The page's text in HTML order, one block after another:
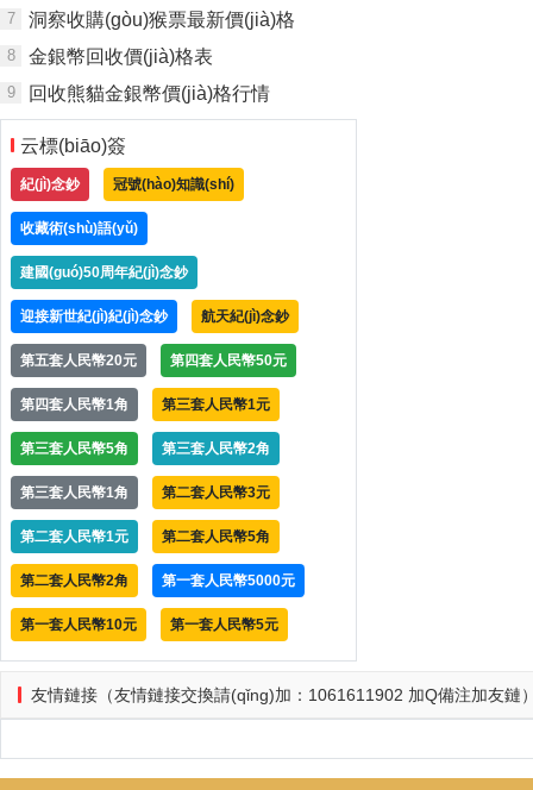
7 洞察收購(gòu)猴票最新價(jià)格
8 金銀幣回收價(jià)格表
9 回收熊貓金銀幣價(jià)格行情
云標(biāo)簽
紀(jì)念鈔 冠號(hào)知識(shí)
收藏術(shù)語(yǔ)
建國(guó)50周年紀(jì)念鈔
迎接新世紀(jì)紀(jì)念鈔 航天紀(jì)念鈔
第五套人民幣20元 第四套人民幣50元
第四套人民幣1角 第三套人民幣1元
第三套人民幣5角 第三套人民幣2角
第三套人民幣1角 第二套人民幣3元
第二套人民幣1元 第二套人民幣5角
第二套人民幣2角 第一套人民幣5000元
第一套人民幣10元 第一套人民幣5元
友情鏈接（友情鏈接交換請(qǐng)加：1061611902 加Q備注加友鏈